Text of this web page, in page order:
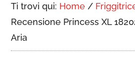
Ti trovi qui: Home /
Recensione Princess XL
Aria